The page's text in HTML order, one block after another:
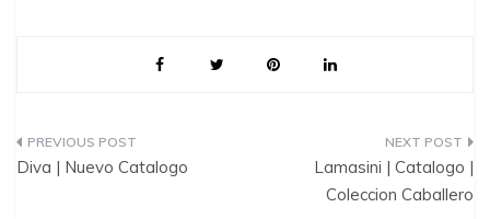
P
Diva | Nuevo Catalogo
Lamasini | Catalogo |
Coleccion Caballero